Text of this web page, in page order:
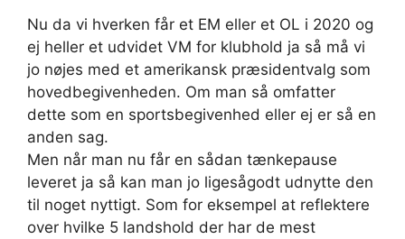
Nu da vi hverken får et EM eller et OL i 2020 og
ej heller et udvidet VM for klubhold ja så må vi
jo nøjes med et amerikansk præsidentvalg som
hovedbegivenheden. Om man så omfatter
dette som en sportsbegivenhed eller ej er så en
anden sag.
Men når man nu får en sådan tænkepause
leveret ja så kan man jo ligesågodt udnytte den
til noget nyttigt. Som for eksempel at reflektere
over hvilke 5 landshold der har de mest